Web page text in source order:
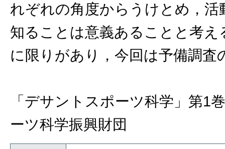
れぞれの角度からうけとめ，
知ることは意義あることと考
に限りがあり，今回は予備調査
「デサントスポーツ科学」第1
ーツ科学振興財団